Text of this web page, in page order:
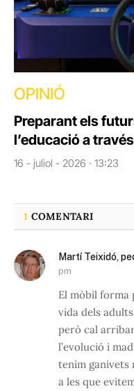
OPINIÓ
Preparant els
l’educació a
16 - juliol - 2026 · 13:23
1 COMENTARI
Martí Teixidó,
pm
El mòbil forma
vida dels
però cal
l’evolució i
tenim ganivets
a les que